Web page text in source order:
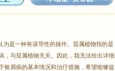
为是一种有误导性的操作。茄属植物指的是
，与茄属植物无关。因此，我无法给出详细
银屑病的基本情况和治疗措施，希望能够提